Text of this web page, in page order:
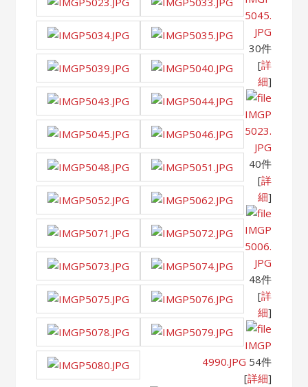
5045.
JPG
30件
[詳
細]
IMGP
5023.
JPG
40件
[詳
細]
IMGP
5006.
JPG
48件
[詳
細]
IMGP
4990.JPG 54件
[詳細]